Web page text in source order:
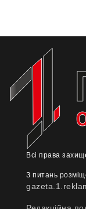
Всі права
З питань